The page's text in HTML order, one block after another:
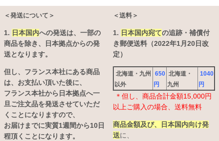
＜発送について＞
1. 日本国内への発送は、 一部の
商品を除き、日本拠点からの発
送となります。
但し、フランス本社にある商品
は、お支払い頂いた後に、
フランス本社から日本拠点へ一
旦ご注文品を発送させていただ
くことになりますので、
お届けまでに実質1週間から10日
程頂くことになります。
＜送料＞
1. 日本国内宛ての追跡・補償付
き郵便送料（2022年1月20日改
定）
北海道・九州
以外
650
円
北海道・
九州
1040
円
＊但し、商品合計金額15,000円
以上ご購入の場合、送料無料
商品金額及び、日本国内向け発
送に、